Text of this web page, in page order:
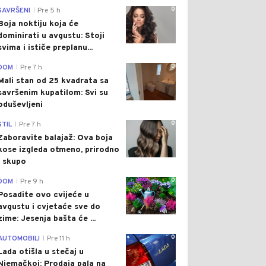
0
Pre 5 h
noktiju koja će
u avgustu: Stoji
i ističe preplanu...
0
Pre 7 h
stan od 25 kvadrata sa
kupatilom: Svi su
0
Pre 7 h
balajaž: Ova boja
izgleda otmeno, prirodno
skupo
0
Pre 9 h
ovo cvijeće u
i cvjetaće sve do
Jesenja bašta će ...
0
Pre 11 h
otišla u stečaj u
Prodaja pala na